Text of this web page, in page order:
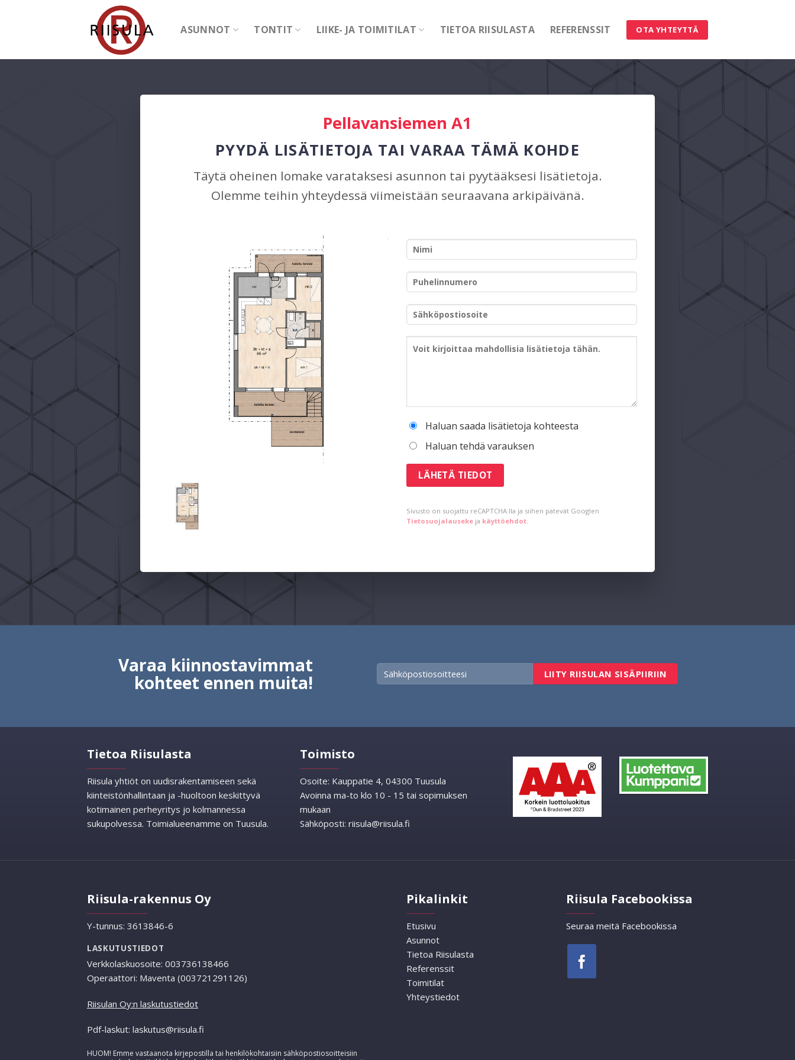
ASUNNOT TONTIT LIIKE- JA TOIMITILAT TIETOA RIISULASTA REFERENSSIT OTA YHTEYTTÄ
Pellavansiemen A1
PYYDÄ LISÄTIETOJA TAI VARAA TÄMÄ KOHDE
Täytä oheinen lomake varataksesi asunnon tai pyytääksesi lisätietoja.
Olemme teihin yhteydessä viimeistään seuraavana arkipäivänä.
Haluan saada lisätietoja kohteesta
Haluan tehdä varauksen
Sivusto on suojattu reCAPTCHA:lla ja siihen pätevät Googlen
Tietosuojalauseke ja käyttöehdot.
Varaa kiinnostavimmat
kohteet ennen muita!
Tietoa Riisulasta
Riisula yhtiöt on uudisrakentamiseen sekä
kiinteistönhallintaan ja -huoltoon keskittyvä
kotimainen perheyritys jo kolmannessa
sukupolvessa. Toimialueenamme on Tuusula.
Toimisto
Osoite: Kauppatie 4, 04300 Tuusula
Avoinna ma-to klo 10 - 15 tai sopimuksen
mukaan
Sähköposti: riisula@riisula.fi
Riisula-rakennus Oy
Y-tunnus: 3613846-6
LASKUTUSTIEDOT
Verkkolaskuosoite: 003736138466
Operaattori: Maventa (003721291126)
Riisulan Oy:n laskutustiedot
Pdf-laskut: laskutus@riisula.fi
HUOM! Emme vastaanota kirjepostilla tai henkilökohtaisiin sähköpostiosoitteisiin
Pikalinkit
Etusivu
Asunnot
Tietoa Riisulasta
Referenssit
Toimitilat
Yhteystiedot
Riisula Facebookissa
Seuraa meitä Facebookissa